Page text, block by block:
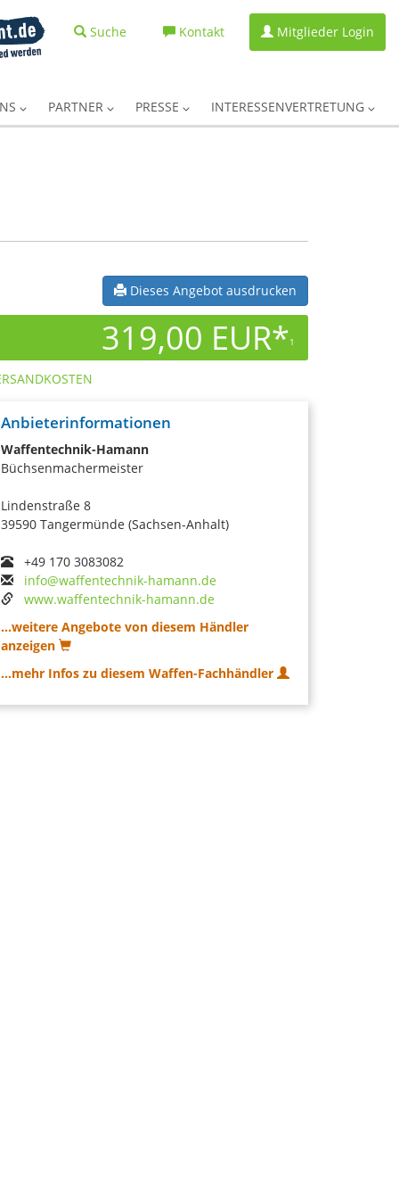
Suche Kontakt Mitglieder Login
PARTNER PRESSE INTERESSENVERTRETUNG
Dieses Angebot ausdrucken
319,00 EUR*1
Anbieterinformationen
Waffentechnik-Hamann
Büchsenmachermeister
Lindenstraße 8
39590 Tangermünde (Sachsen-Anhalt)
+49 170 3083082
info@waffentechnik-hamann.de
www.waffentechnik-hamann.de
...weitere Angebote von diesem Händler
anzeigen
...mehr Infos zu diesem Waffen-Fachhändler